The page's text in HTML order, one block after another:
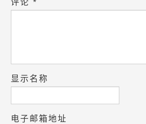
评论*
显示名称
电子邮箱地址